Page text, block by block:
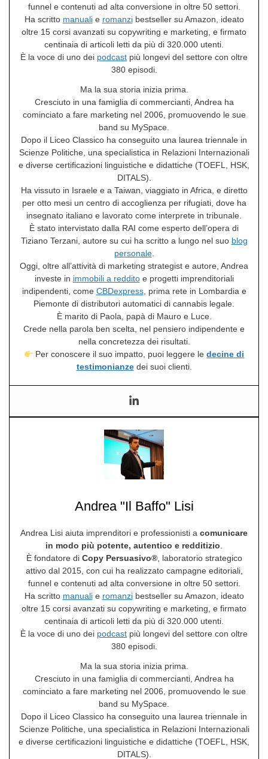
funnel e contenuti ad alta conversione in oltre 50 settori.
Ha scritto manualie romanzibestseller su Amazon, ideato
oltre 15 corsi avanzati su copywriting e marketing, e firmato
centinaia di articoli letti da più di 320.000 utenti.
È la voce di uno dei podcast più longevi del settore con oltre
380 episodi.
Ma la sua storia inizia prima.
Cresciuto in una famiglia di commercianti, Andrea ha
cominciato a fare marketing nel 2006, promuovendo le sue
band su MySpace.
Dopo il Liceo Classico ha conseguito una laurea triennale in
Scienze Politiche, una specialistica in Relazioni Internazionali
e diverse certificazioni linguistiche e didattiche (TOEFL, HSK,
DITALS).
Ha vissuto in Israele e a Taiwan, viaggiato in Africa, e diretto
per otto mesi un centro di accoglienza per rifugiati, dove ha
insegnato italiano e lavorato come interprete in tribunale.
È stato intervistato dalla RAI come esperto dell’opera di
Tiziano Terzani, autore su cui ha scritto a lungo nel suo blog
personale.
Oggi, oltre all’attività di marketing strategist e autore, Andrea
investe in immobili a redditoe progetti imprenditoriali
indipendenti, come CBDexpress, prima rete in Lombardia e
Piemonte di distributori automatici di cannabis legale.
È marito di Paola, papà di Mauro e Luce.
Crede nella parola ben scelta, nel pensiero indipendente e
nella concretezza dei risultati.
Per conoscere il suo impatto, puoi leggere ledecine di
testimonianzedei suoi clienti.
Andrea "Il Baffo" Lisi
Andrea Lisi aiuta imprenditori e professionisti a comunicare
in modo più potente, autentico e redditizio
È fondatore di Copy Persuasivo®, laboratorio strategico
attivo dal 2015, con cui ha realizzato campagne editoriali,
funnel e contenuti ad alta conversione in oltre 50 settori.
Ha scritto manualie romanzibestseller su Amazon, ideato
oltre 15 corsi avanzati su copywriting e marketing, e firmato
centinaia di articoli letti da più di 320.000 utenti.
È la voce di uno dei podcast più longevi del settore con oltre
380 episodi.
Ma la sua storia inizia prima.
Cresciuto in una famiglia di commercianti, Andrea ha
cominciato a fare marketing nel 2006, promuovendo le sue
band su MySpace.
Dopo il Liceo Classico ha conseguito una laurea triennale in
Scienze Politiche, una specialistica in Relazioni Internazionali
e diverse certificazioni linguistiche e didattiche (TOEFL, HSK,
DITALS).